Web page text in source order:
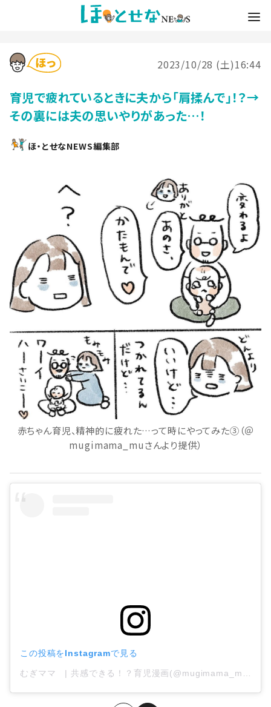
2023/10/28 (土)16:44
育児で疲れているときに夫から「肩揉んで」！？→
その裏には夫の思いやりがあった…！
ほ・とせなNEWS編集部
赤ちゃん育児、精神的に疲れた…って時にやってみた③（＠
mugimama_muさんより提供）
この投稿をInstagramで見る